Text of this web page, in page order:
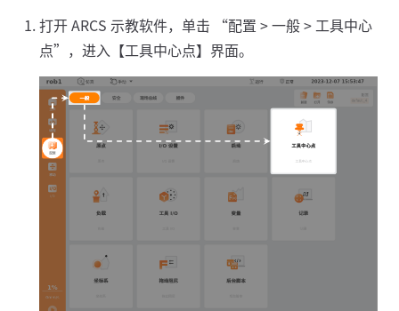
打开 ARCS 示教软件，单击 “配置 > 一般 > 工具中心
点”，进入【工具中心点】界面。